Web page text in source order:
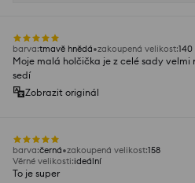
barva:tmavě hnědá zakoupená velikost:140
Moje malá holčička je z celé sady
sedí
Zobrazit originál
barva:černá zakoupená velikost:158
Věrné velikosti:ideální
To je super